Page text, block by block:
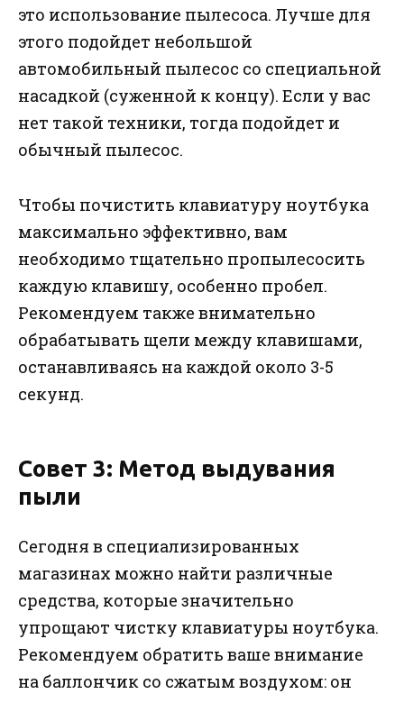
это использование пылесоса. Лучше для
этого подойдет небольшой
автомобильный пылесос со специальной
насадкой (суженной к концу). Если у вас
нет такой техники, тогда подойдет и
обычный пылесос.
Чтобы почистить клавиатуру ноутбука
максимально эффективно, вам
необходимо тщательно пропылесосить
каждую клавишу, особенно пробел.
Рекомендуем также внимательно
обрабатывать щели между клавишами,
останавливаясь на каждой около 3-5
секунд.
Совет 3: Метод выдувания
пыли
Сегодня в специализированных
магазинах можно найти различные
средства, которые значительно
упрощают чистку клавиатуры ноутбука.
Рекомендуем обратить ваше внимание
на баллончик со сжатым воздухом: он